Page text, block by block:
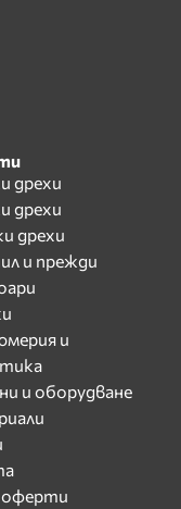
дрехи
дрехи
дрехи
и прежди
и
и оборудване
оферти